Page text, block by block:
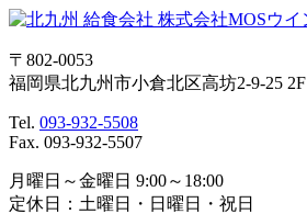
〒802-0053
福岡県北九州市小倉北区高坊2-9-25 2F
Tel. 093-932-5508
Fax. 093-932-5507
月曜日～金曜日 9:00～18:00
定休日：土曜日・日曜日・祝日